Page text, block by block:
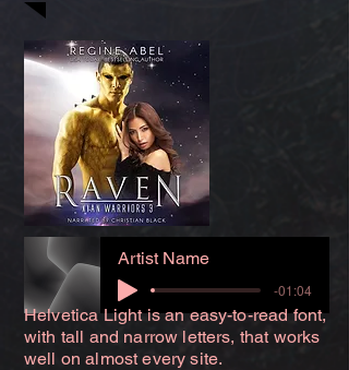
Artist Name
-01:04
Helvetica Light is an easy-to-read font,
with tall and narrow letters, that works
well on almost every site.